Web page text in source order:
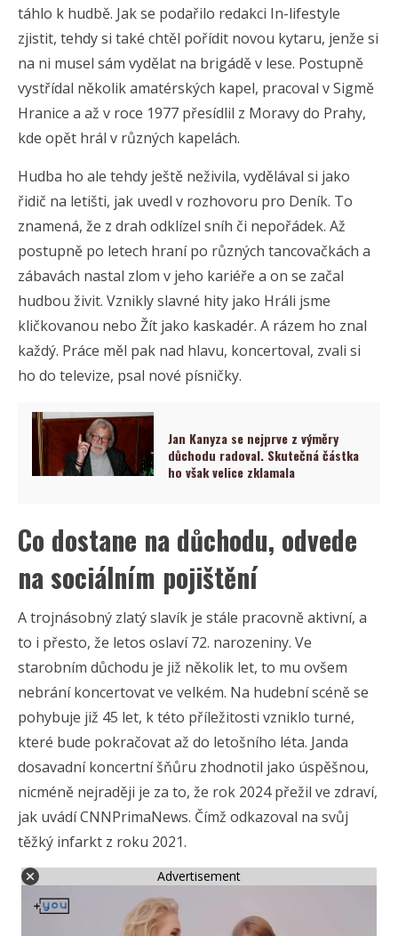
táhlo k hudbě. Jak se podařilo redakci In-lifestyle
zjistit, tehdy si také chtěl pořídit novou kytaru, jenže si
na ni musel sám vydělat na brigádě v lese. Postupně
vystřídal několik amatérských kapel, pracoval v Sigmě
Hranice a až v roce 1977 přesídlil z Moravy do Prahy,
kde opět hrál v různých kapelách.
Hudba ho ale tehdy ještě neživila, vydělával si jako
řidič na letišti, jak uvedl v rozhovoru pro Deník. To
znamená, že z drah odklízel sníh či nepořádek. Až
postupně po letech hraní po různých tancovačkách a
zábavách nastal zlom v jeho kariéře a on se začal
hudbou živit. Vznikly slavné hity jako Hráli jsme
kličkovanou nebo Žít jako kaskadér. A rázem ho znal
každý. Práce měl pak nad hlavu, koncertoval, zvali si
ho do televize, psal nové písničky.
Jan Kanyza se nejprve z výměry
důchodu radoval. Skutečná částka
ho však velice zklamala
Co dostane na důchodu, odvede
na sociálním pojištění
A trojnásobný zlatý slavík je stále pracovně aktivní, a
to i přesto, že letos oslaví 72. narozeniny. Ve
starobním důchodu je již několik let, to mu ovšem
nebrání koncertovat ve velkém. Na hudební scéně se
pohybuje již 45 let, k této příležitosti vzniklo turné,
které bude pokračovat až do letošního léta. Janda
dosavadní koncertní šňůru zhodnotil jako úspěšnou,
nicméně nejraději je za to, že rok 2024 přežil ve zdraví,
jak uvádí CNNPrimaNews. Čímž odkazoval na svůj
těžký infarkt z roku 2021.
Advertisement